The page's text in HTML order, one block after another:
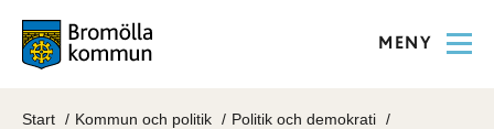
MENY
Start Kommun och politik
Politik och demokrati